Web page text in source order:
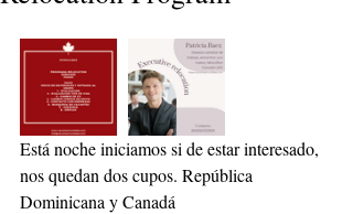
Está noche iniciamos si de estar interesado,
nos quedan dos cupos. República
Dominicana y Canadá